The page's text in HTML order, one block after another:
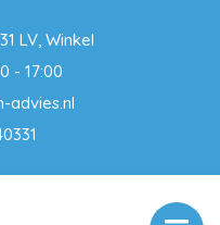
LV, Winkel
- 17:00
advies.nl